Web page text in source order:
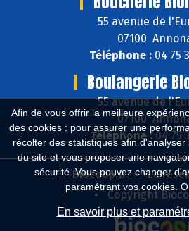
Afin de vous offrir la meilleure
des cookies : pour assurer une
récolter des statistiques afin
du site et vous proposer une
sécurité. Vous pouvez changer
paramétrant vos cookies.
En savoir plus et
55 avenue de
07100
Téléphone : 04 75
Boulangerie
55 avenue de
07100
Téléphone :04 75
Biocoop.fr
Le
Copyright